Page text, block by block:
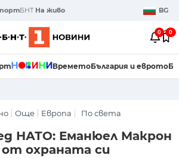
БНТ На живо BG
0 0
ВреметоБългария и еврото
Още Европа По света
НАТО: Еманюел Макрон
охраната си